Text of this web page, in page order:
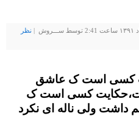
|
نظر
کسی است ک عاشق
کسی است ک
داشت ولی ناله ای نکرد